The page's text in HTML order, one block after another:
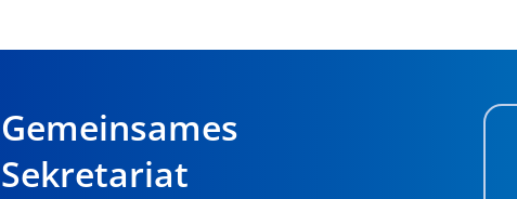
Gemeinsames
Sekretariat